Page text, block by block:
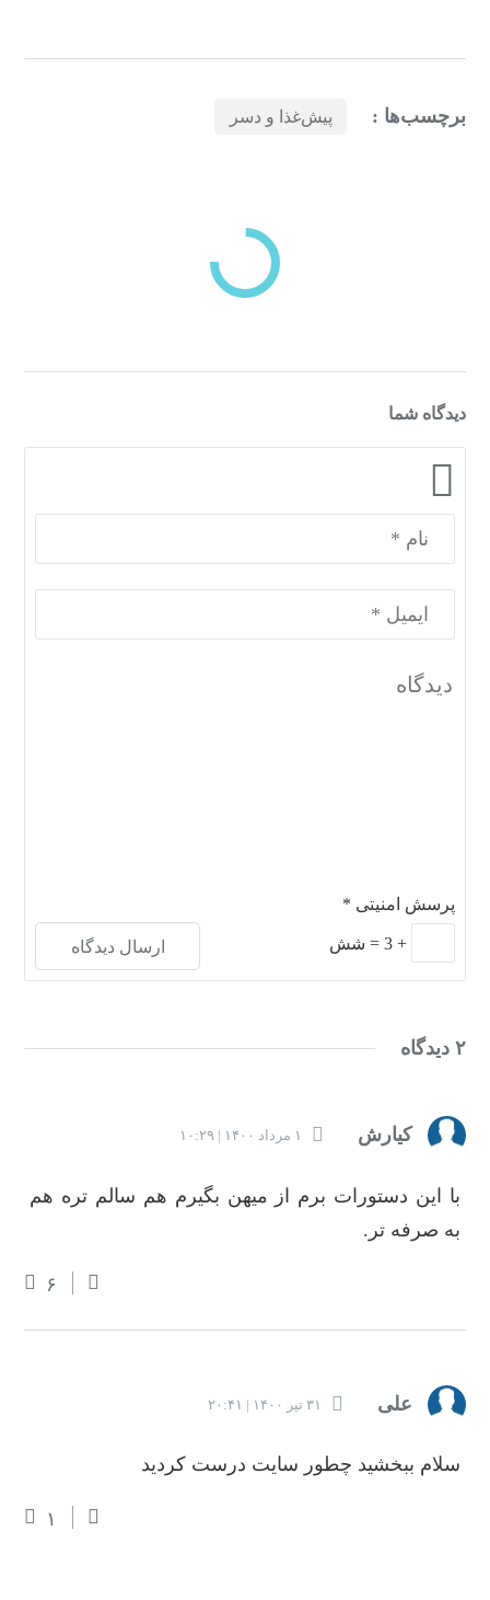
برچسب‌ها : پیش‌غذا و دسر
دسته‌بندی‌های منتخب برای شما
دیدگاه شما
پرسش امنیتی *
+
3
= شش
۲ دیدگاه
کیارش ۱ مرداد ۱۴۰۰ | ۱۰:۲۹
با این دستورات برم از میهن بگیرم هم سالم تره هم
به صرفه تر.
۶
علی ۳۱ تیر ۱۴۰۰ | ۲۰:۴۱
سلام ببخشید چطور سایت درست کردید
۱